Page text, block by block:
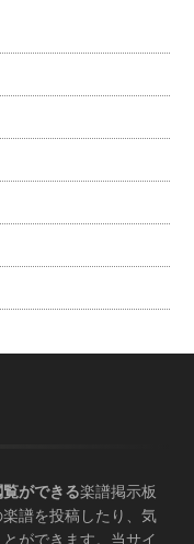
ができる楽譜掲示板
譜を投稿したり、気
ができます。当サイ